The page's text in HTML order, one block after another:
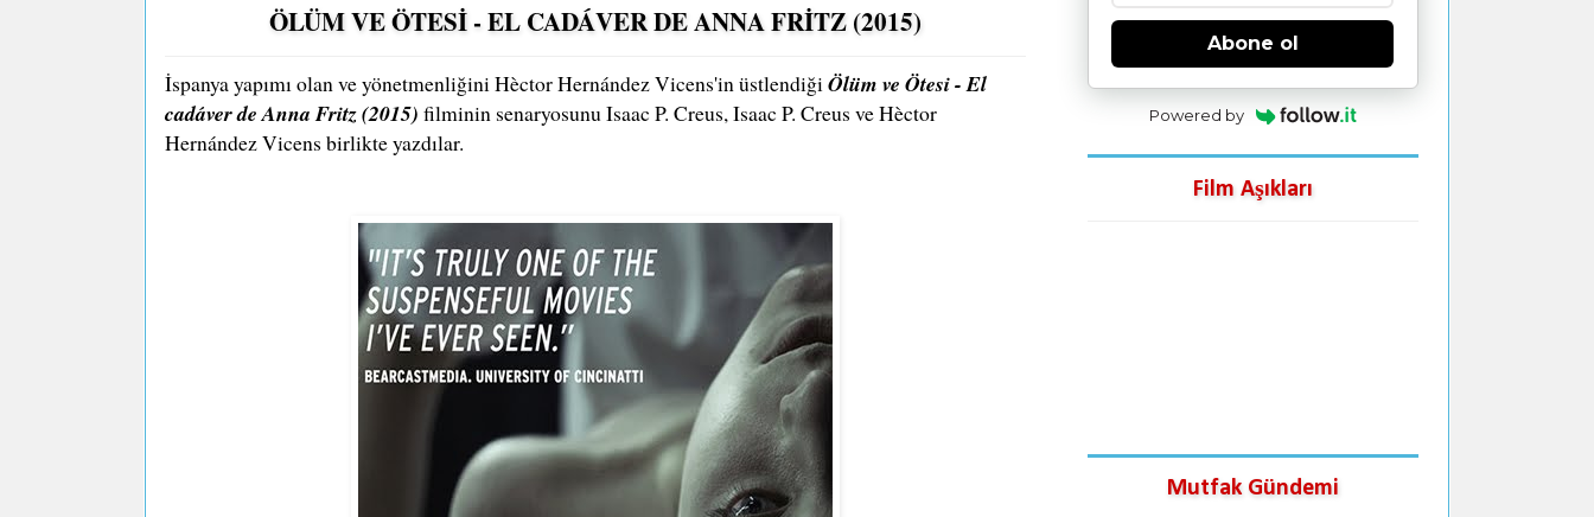
ÖLÜM VE ÖTESİ - EL CADÁVER DE ANNA FRİTZ (2015)
İspanya yapımı olan ve yönetmenliğini Hèctor Hernández Vicens'in üstlendiği Ölüm ve Ötesi - El
cadáver de Anna Fritz (2015) filminin senaryosunu Isaac P. Creus, Isaac P. Creus ve Hèctor
Hernández Vicens birlikte yazdılar.
Abone ol
Powered by
Film Aşıkları
Mutfak Gündemi